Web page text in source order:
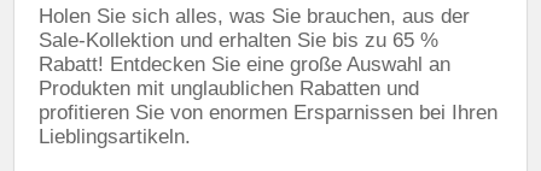
Holen Sie sich alles, was Sie brauchen, aus der
Sale-Kollektion und erhalten Sie bis zu 65 %
Rabatt! Entdecken Sie eine große Auswahl an
Produkten mit unglaublichen Rabatten und
profitieren Sie von enormen Ersparnissen bei Ihren
Lieblingsartikeln.